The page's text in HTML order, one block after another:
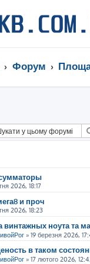
Форум
2026, 18:17
и проч
2026, 18:23
ноута та
» 19 березня 2026,
в таком
» 17 лютого 2026,